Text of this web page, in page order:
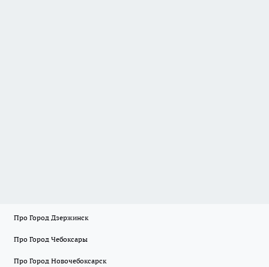
Про Город Дзержинск
Про Город Чебоксары
Про Город Новочебоксарск